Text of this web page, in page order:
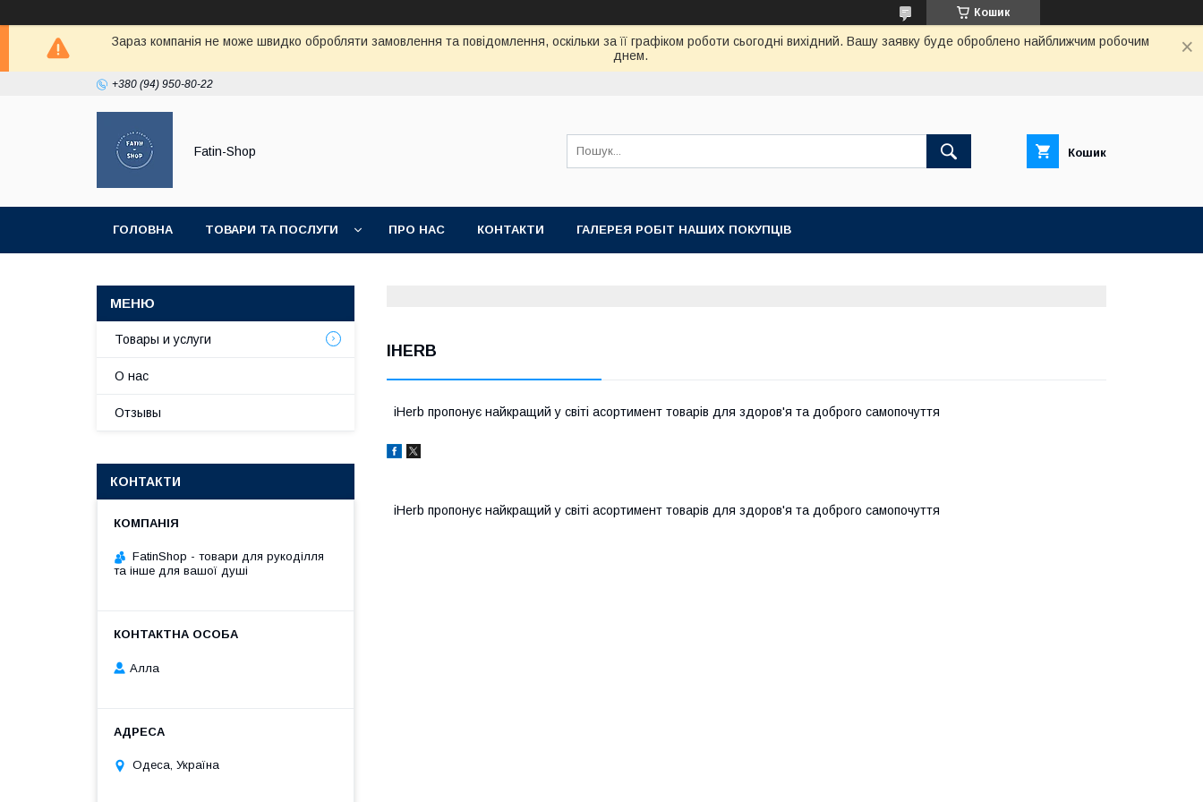
Кошик
Зараз компанія не може швидко обробляти замовлення та повідомлення, оскільки за її графіком роботи сьогодні вихідний. Вашу заявку буде оброблено найближчим робочим
днем.
+380 (94) 950-80-22
Fatin-Shop Кошик
ГОЛОВНА ТОВАРИ ТА ПОСЛУГИ ПРО НАС КОНТАКТИ ГАЛЕРЕЯ РОБІТ НАШИХ ПОКУПЦІВ
IHERB
iHerb пропонує найкращий у світі асортимент товарів для здоров'я та доброго самопочуття
iHerb пропонує найкращий у світі асортимент товарів для здоров'я та доброго самопочуття
Товары и услуги
О нас
Отзывы
КОНТАКТИ
FatinShop - товари для рукоділля
та інше для вашої душі
Алла
Одеса, Україна